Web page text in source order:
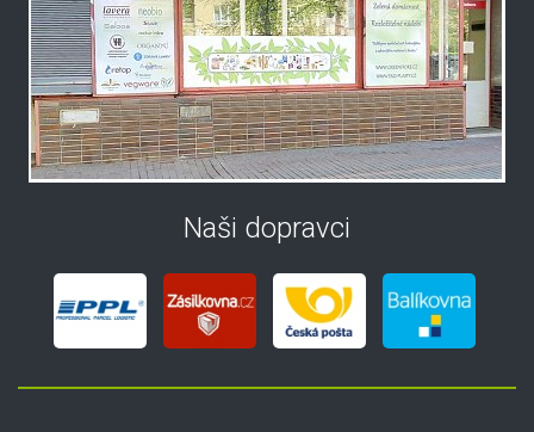
Naši dopravci